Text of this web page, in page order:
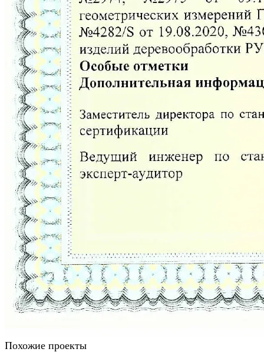
Похожие проекты